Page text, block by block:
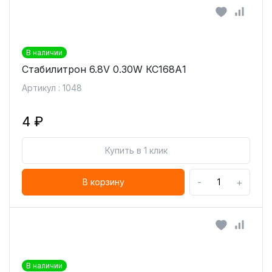
В наличии
Стабилитрон 6.8V 0.30W КС168А1
Артикул : 1048
4 ₽
Купить в 1 клик
В корзину - +
В наличии